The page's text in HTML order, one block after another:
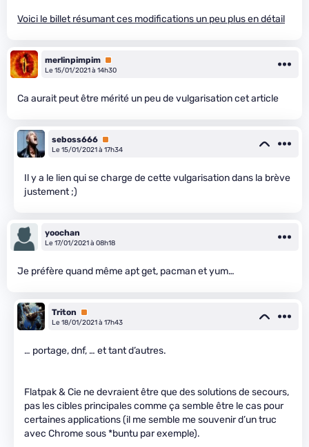
Voici le billet résumant ces modifications un peu plus en détail
merlinpimpim Premium
Le 15/01/2021 à 14h30
Ca aurait peut être mérité un peu de vulgarisation cet article
seboss666 Premium
Le 15/01/2021 à 17h34
Il y a le lien qui se charge de cette vulgarisation dans la brève
justement ;)
yoochan
Le 17/01/2021 à 08h18
Je préfère quand même apt get, pacman et yum…
Triton
Premium
Le 18/01/2021 à 17h43
… portage, dnf, … et tant d’autres.
Flatpak & Cie ne devraient être que des solutions de secours,
pas les cibles principales comme ça semble être le cas pour
certaines applications (il me semble me souvenir d’un truc
avec Chrome sous *buntu par exemple).